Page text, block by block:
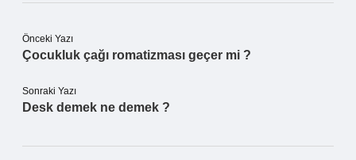
Önceki Yazı
Çocukluk çağı romatizması geçer mi ?
Sonraki Yazı
Desk demek ne demek ?